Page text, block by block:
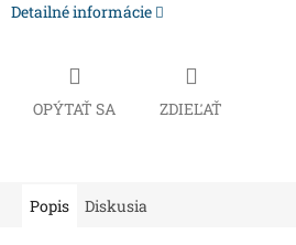
Detailné informácie
OPÝTAŤ SA ZDIEĽAŤ
Popis Diskusia